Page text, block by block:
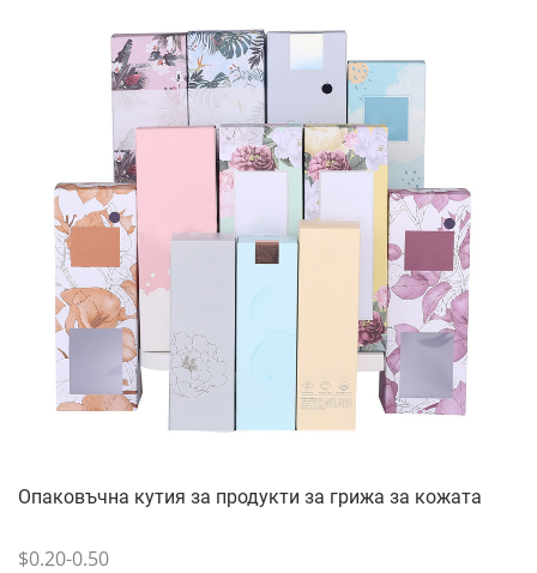
Опаковъчна кутия за продукти за грижа за кожата
$0.20-0.50